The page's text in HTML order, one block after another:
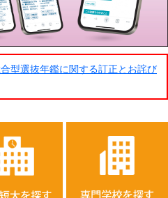
型選抜年鑑に関する訂正とお詫び